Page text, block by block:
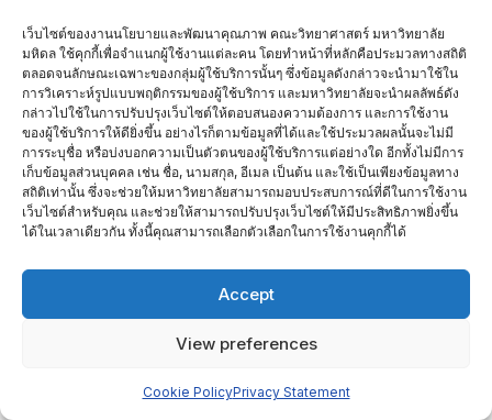
เว็บไซต์ของงานนโยบายและพัฒนาคุณภาพ คณะวิทยาศาสตร์ มหาวิทยาลัย
มหิดล ใช้คุกกี้เพื่อจำแนกผู้ใช้งานแต่ละคน โดยทำหน้าที่หลักคือประมวลทางสถิติ
ตลอดจนลักษณะเฉพาะของกลุ่มผู้ใช้บริการนั้นๆ ซึ่งข้อมูลดังกล่าวจะนำมาใช้ใน
การวิเคราะห์รูปแบบพฤติกรรมของผู้ใช้บริการ และมหาวิทยาลัยจะนำผลลัพธ์ดัง
กล่าวไปใช้ในการปรับปรุงเว็บไซต์ให้ตอบสนองความต้องการ และการใช้งาน
ของผู้ใช้บริการให้ดียิ่งขึ้น อย่างไรก็ตามข้อมูลที่ได้และใช้ประมวลผลนั้นจะไม่มี
การระบุชื่อ หรือบ่งบอกความเป็นตัวตนของผู้ใช้บริการแต่อย่างใด อีกทั้งไม่มีการ
เก็บข้อมูลส่วนบุคคล เช่น ชื่อ, นามสกุล, อีเมล เป็นต้น และใช้เป็นเพียงข้อมูลทาง
สถิติเท่านั้น ซึ่งจะช่วยให้มหาวิทยาลัยสามารถมอบประสบการณ์ที่ดีในการใช้งาน
เว็บไซต์สำหรับคุณ และช่วยให้สามารถปรับปรุงเว็บไซต์ให้มีประสิทธิภาพยิ่งขึ้น
ได้ในเวลาเดียวกัน ทั้งนี้คุณสามารถเลือกตัวเลือกในการใช้งานคุกกี้ได้
Accept
View preferences
Cookie PolicyPrivacy Statement
ติดต่อเรา
นย. 05-1 ความต้องการ/ความคาดหวังต่อการเข้าทำงานที่คณะ
วิทยาศาสตร์
นย.02-1 ความพึงพอใจของนักศึกษาต่อสิ่งสนับสนุนการเรียนรู้ คณะ
วิทยาศาสตร์
นย.03-2 ความพึงพอใจของผู้ปฏิบัติงานในสังกัด คณะวิทยาศาสตร์
นย.04-1 ความต้องการ/ความคาดหวังต่อการเข้าศึกษาที่คณะ